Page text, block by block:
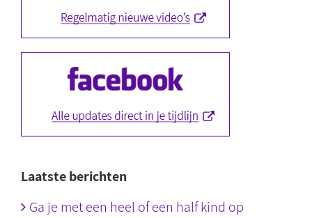
Laatste berichten
Ga je met een heel of een half kind op